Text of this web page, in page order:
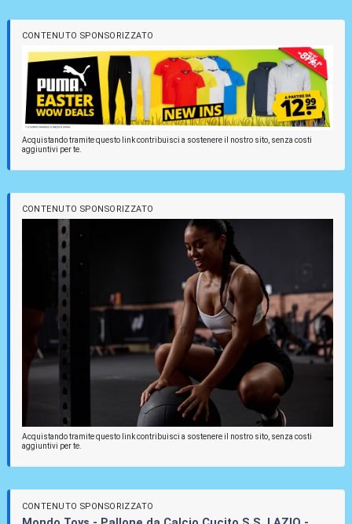
CONTENUTO SPONSORIZZATO
Acquistando tramite questo link contribuisci a sostenere il nostro sito, senza costi
aggiuntivi per te.
CONTENUTO SPONSORIZZATO
Acquistando tramite questo link contribuisci a sostenere il nostro sito, senza costi
aggiuntivi per te.
CONTENUTO SPONSORIZZATO